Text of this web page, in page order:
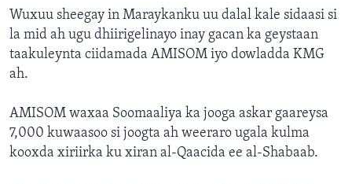
Wuxuu sheegay in Maraykanku uu dalal kale sidaasi si
la mid ah ugu dhiirigelinayo inay gacan ka geystaan
taakuleynta ciidamada AMISOM iyo dowladda KMG
ah.
AMISOM waxaa Soomaaliya ka jooga askar gaareysa
7,000 kuwaasoo si joogta ah weeraro ugala kulma
kooxda xiriirka ku xiran al-Qaacida ee al-Shabaab.